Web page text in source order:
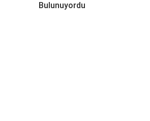
Bulunuyordu